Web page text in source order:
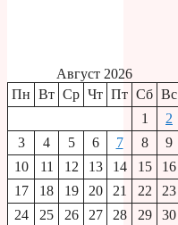
Август 2026
Пн Вт Ср Чт Пт Сб Вс
1
2
3
4 5 6 7 8
9
10
11 12 13 14 15
16
17
18 19 20 21 22
23
24
25 26 27 28 29
30